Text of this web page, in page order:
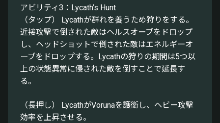
アビリティ3：Lycath’s Hunt
（タップ） Lycathが群れを養うため狩りをする。
近接攻撃で倒された敵はヘルスオーブをドロップ
し、ヘッドショットで倒された敵はエネルギーオ
ーブをドロップする。Lycathの狩りの期間は5つ以
上の状態異常に侵された敵を倒すことで延長す
る。
（長押し） LycathがVorunaを護衛し、ヘビー攻撃
効率を上昇させる。